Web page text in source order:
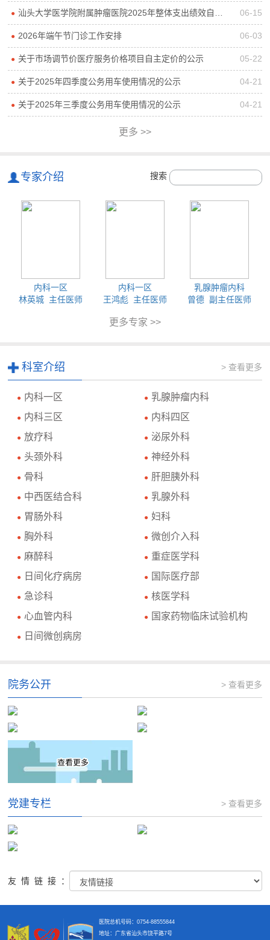
● 汕头大学医学院附属肿瘤医院2025年整体支出绩效自评报告 06-15
● 2026年端午节门诊工作安排 06-03
● 关于市场调节价医疗服务价格项目自主定价的公示 05-22
● 关于2025年四季度公务用车使用情况的公示 04-21
● 关于2025年三季度公务用车使用情况的公示 04-21
更多 >>
专家介绍 搜索
内科一区
林英城 主任医师
内科一区
王鸿彪 主任医师
乳腺肿瘤内科
曾德 副主任医师
更多专家 >>
科室介绍 > 查看更多
● 内科一区 ● 乳腺肿瘤内科
● 内科三区 ● 内科四区
● 放疗科 ● 泌尿外科
● 头颈外科 ● 神经外科
● 骨科 ● 肝胆胰外科
● 中西医结合科 ● 乳腺外科
● 胃肠外科 ● 妇科
● 胸外科 ● 微创介入科
● 麻醉科 ● 重症医学科
● 日间化疗病房 ● 国际医疗部
● 急诊科 ● 核医学科
● 心血管内科 ● 国家药物临床试验机构
● 日间微创病房
院务公开 > 查看更多
党建专栏 > 查看更多
友情链接：
医院总机号码：0754-88555844
地址：广东省汕头市饶平路7号